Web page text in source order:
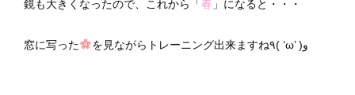
鏡も大きくなったので、これから「春 」になると・・・
窓に写った を見ながらトレーニング出来ますね٩( ‘ω’ )و